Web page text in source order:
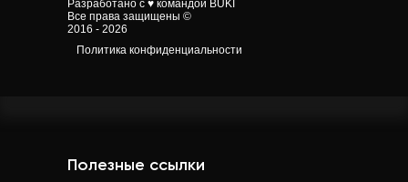
Разработано с ♥ командой BUKI
Все права защищены ©
2016 - 2026
Политика конфиденциальности
Полезные ссылки